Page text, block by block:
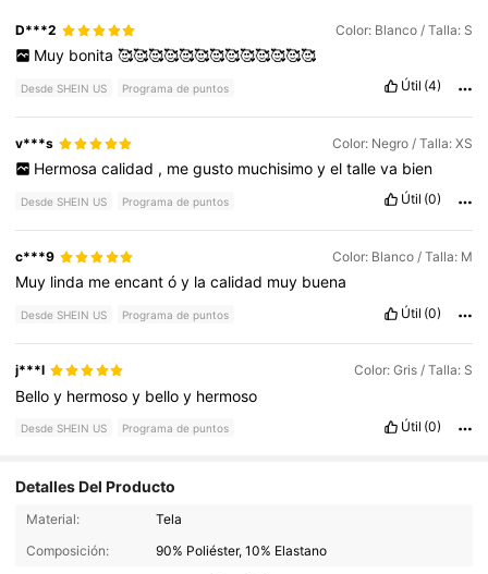
D***2 Color: Blanco / Talla: S
Muy bonita 🥰🥰🥰🥰🥰🥰🥰🥰🥰🥰🥰🥰🥰
Desde SHEIN US Programa de puntos Útil (4)
v***s Color: Negro / Talla: XS
Hermosa calidad , me gusto muchisimo y el talle va bien
Desde SHEIN US Programa de puntos Útil (0)
c***9 Color: Blanco / Talla: M
Muy linda meencantóy lacalidad muy buena
Desde SHEIN US Programa de puntos Útil (0)
j***l Color: Gris / Talla: S
Belloy hermosoy belloy hermoso
Desde SHEIN US Programa de puntos Útil (0)
Detalles Del Producto
Material:
Tela
Composición:
90% Poliéster, 10% Elastano